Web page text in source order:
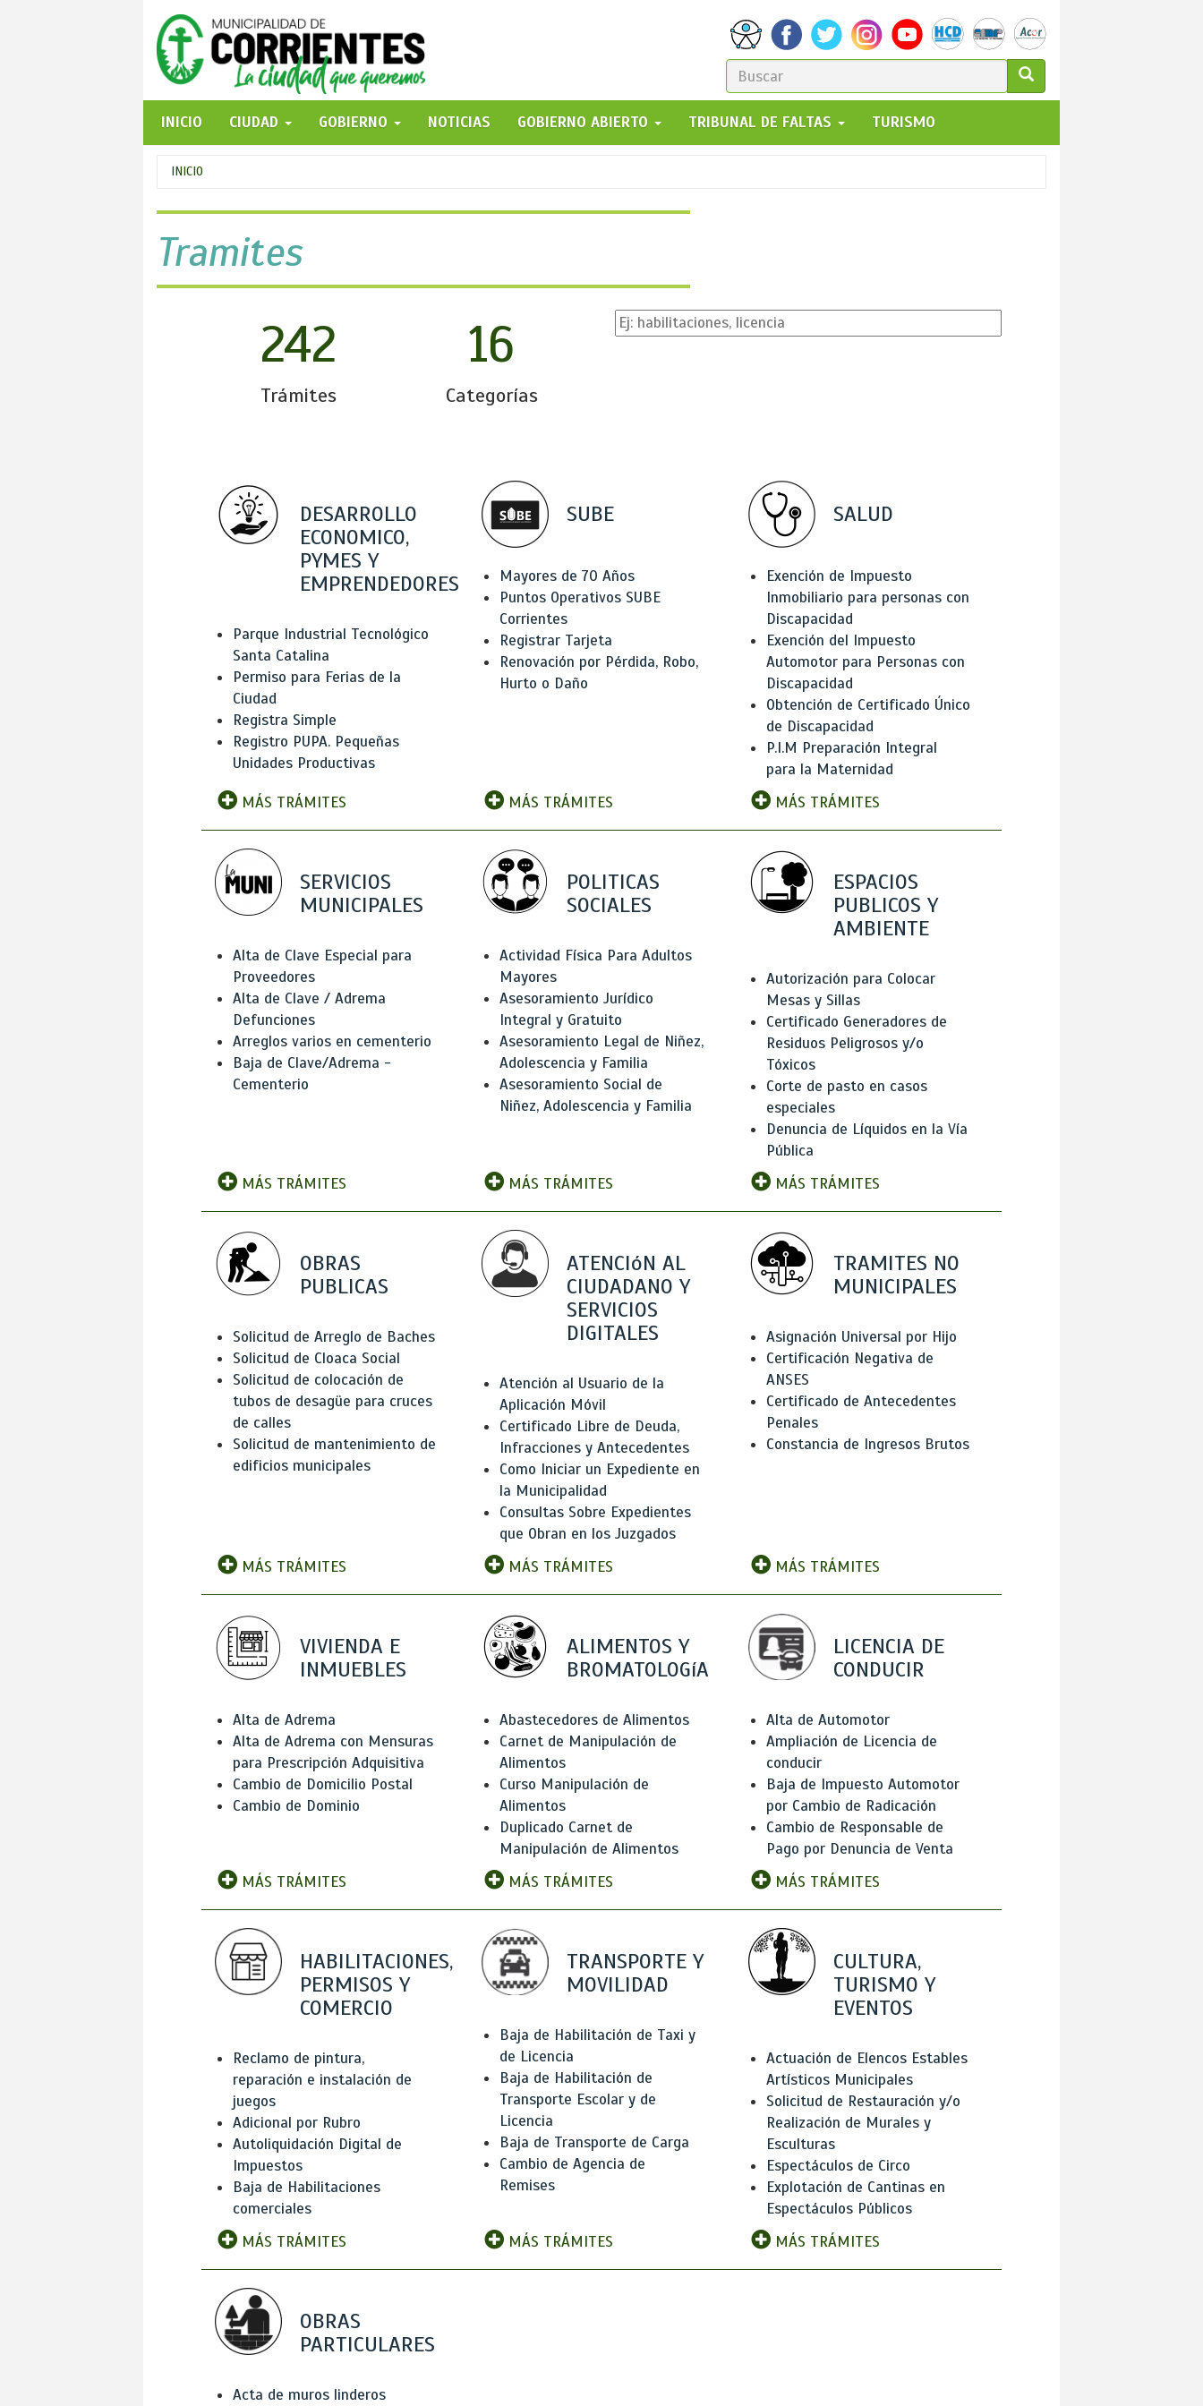
FORMULARIO
DE
BÚSQUEDA
GO!
INICIO
CIUDAD GOBIERNO NOTICIAS GOBIERNO ABIERTO TRIBUNAL DE FALTAS TURISMO
Se
encuentra
usted
aquí
INICIO
Tramites
242
Trámites
16
Categorías
DESARROLLO
ECONOMICO,
PYMES Y
EMPRENDEDORES
Parque Industrial Tecnológico
Santa Catalina
Permiso para Ferias de la
Ciudad
Registra Simple
Registro PUPA. Pequeñas
Unidades Productivas
MÁS TRÁMITES
SUBE
Mayores de 70 Años
Puntos Operativos SUBE
Corrientes
Registrar Tarjeta
Renovación por Pérdida, Robo,
Hurto o Daño
MÁS TRÁMITES
SALUD
Exención de Impuesto
Inmobiliario para personas con
Discapacidad
Exención del Impuesto
Automotor para Personas con
Discapacidad
Obtención de Certificado Único
de Discapacidad
P.I.M Preparación Integral
para la Maternidad
MÁS TRÁMITES
SERVICIOS
MUNICIPALES
Alta de Clave Especial para
Proveedores
Alta de Clave / Adrema
Defunciones
Arreglos varios en cementerio
Baja de Clave/Adrema -
Cementerio
MÁS TRÁMITES
POLITICAS
SOCIALES
Actividad Física Para Adultos
Mayores
Asesoramiento Jurídico
Integral y Gratuito
Asesoramiento Legal de Niñez,
Adolescencia y Familia
Asesoramiento Social de
Niñez, Adolescencia y Familia
MÁS TRÁMITES
ESPACIOS
PUBLICOS Y
AMBIENTE
Autorización para Colocar
Mesas y Sillas
Certificado Generadores de
Residuos Peligrosos y/o
Tóxicos
Corte de pasto en casos
especiales
Denuncia de Líquidos en la Vía
Pública
MÁS TRÁMITES
OBRAS
PUBLICAS
Solicitud de Arreglo de Baches
Solicitud de Cloaca Social
Solicitud de colocación de
tubos de desagüe para cruces
de calles
Solicitud de mantenimiento de
edificios municipales
MÁS TRÁMITES
ATENCIóN AL
CIUDADANO Y
SERVICIOS
DIGITALES
Atención al Usuario de la
Aplicación Móvil
Certificado Libre de Deuda,
Infracciones y Antecedentes
Como Iniciar un Expediente en
la Municipalidad
Consultas Sobre Expedientes
que Obran en los Juzgados
MÁS TRÁMITES
TRAMITES NO
MUNICIPALES
Asignación Universal por Hijo
Certificación Negativa de
ANSES
Certificado de Antecedentes
Penales
Constancia de Ingresos Brutos
MÁS TRÁMITES
VIVIENDA E
INMUEBLES
Alta de Adrema
Alta de Adrema con Mensuras
para Prescripción Adquisitiva
Cambio de Domicilio Postal
Cambio de Dominio
MÁS TRÁMITES
ALIMENTOS Y
BROMATOLOGíA
Abastecedores de Alimentos
Carnet de Manipulación de
Alimentos
Curso Manipulación de
Alimentos
Duplicado Carnet de
Manipulación de Alimentos
MÁS TRÁMITES
LICENCIA DE
CONDUCIR
Alta de Automotor
Ampliación de Licencia de
conducir
Baja de Impuesto Automotor
por Cambio de Radicación
Cambio de Responsable de
Pago por Denuncia de Venta
MÁS TRÁMITES
HABILITACIONES,
PERMISOS Y
COMERCIO
Reclamo de pintura,
reparación e instalación de
juegos
Adicional por Rubro
Autoliquidación Digital de
Impuestos
Baja de Habilitaciones
comerciales
MÁS TRÁMITES
TRANSPORTE Y
MOVILIDAD
Baja de Habilitación de Taxi y
de Licencia
Baja de Habilitación de
Transporte Escolar y de
Licencia
Baja de Transporte de Carga
Cambio de Agencia de
Remises
MÁS TRÁMITES
CULTURA,
TURISMO Y
EVENTOS
Actuación de Elencos Estables
Artísticos Municipales
Solicitud de Restauración y/o
Realización de Murales y
Esculturas
Espectáculos de Circo
Explotación de Cantinas en
Espectáculos Públicos
MÁS TRÁMITES
OBRAS
PARTICULARES
Acta de muros linderos